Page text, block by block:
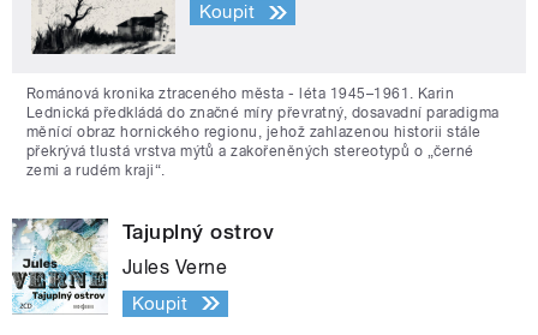
Koupit
Románová kronika ztraceného města - léta 1945–1961. Karin
Lednická předkládá do značné míry převratný, dosavadní paradigma
měnící obraz hornického regionu, jehož zahlazenou historii stále
překrývá tlustá vrstva mýtů a zakořeněných stereotypů o „černé
zemi a rudém kraji“.
Tajuplný ostrov
Jules Verne
Koupit